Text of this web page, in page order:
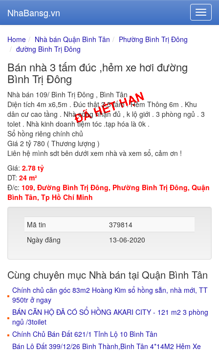
NhaBansg.vn
Home Nhà bán Quận Bình Tân
Phường Bình Trị Đông
đường Bình Trị Đông
Bán nhà 3 tấm đúc ,hẻm xe hơi đường
Bình Trị Đông
Nhà bán 109/ Bình Trị Đông , Bình Tân .
Diện tích 4m x6,5m . Đúc thật 3,5 tấm . Hẻm Thông 6m . Khu
dân cư cao tầng . Nhà công nhận đủ , k lộ giới . 3 phòng ngủ . 3
tolet . Nhà kinh doanh tiệm tóc .tạp hóa là 0k .
Sổ hồng riêng chính chủ
Giá 2 tỷ 780 ( Thương lượng )
Liên hệ mình sdt bên dưới xem nhà và xem sổ, cảm ơn !
Giá: 2.78 tỷ
DT: 24 m²
Đ/c: 109, Đường Bình Trị Đông, Phường Bình Trị Đông, Quận
Bình Tân, Tp Hồ Chí Minh
Mã tin
379814
Ngày đăng
13-06-2020
Cùng chuyên mục Nhà bán tại Quận Bình Tân
Chính chủ căn góc 83m2 Hoàng Kim sổ hồng sẵn, nhà mới, TT
950tr ở ngay
BÁN CĂN HỘ ĐÃ CÓ SỔ HỒNG AKARI CITY - 121 m2 3 phòng
ngủ /3toilet
Chính Chủ Bán Đất 621/1 Tỉnh Lộ 10 Bình Tân
Bán Lô Đất 399/12/26 Bình Thành,Bình Tân 4*14M2 Hẻm Xe